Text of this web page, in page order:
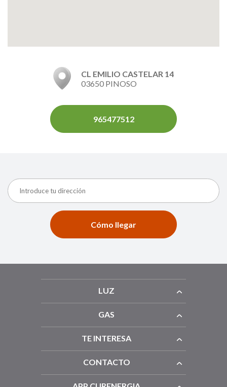
CL EMILIO CASTELAR 14
03650 PINOSO
965477512
Cómo llegar
LUZ
GAS
TE INTERESA
CONTACTO